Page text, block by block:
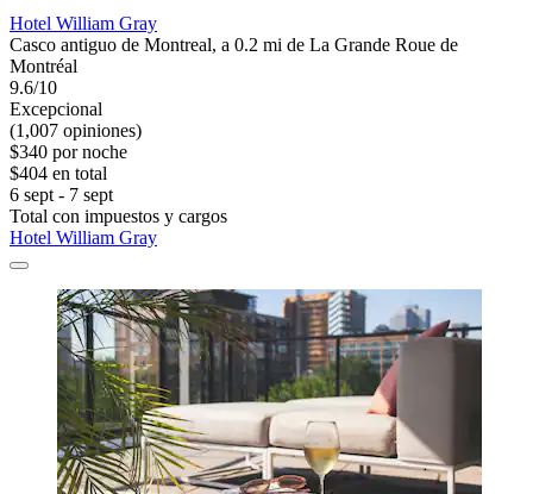
Hotel William Gray
Casco antiguo de Montreal, a 0.2 mi de La Grande Roue de
Montréal
9.6/10
Excepcional
(1,007 opiniones)
$340 por noche
$404 en total
6 sept - 7 sept
Total con impuestos y cargos
Hotel William Gray